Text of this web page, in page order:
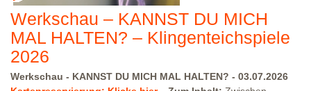
Werkschau – KANNST DU MICH
MAL HALTEN? – Klingenteichspiele
2026
Werkschau - KANNST DU MICH MAL HALTEN? - 03.07.2026